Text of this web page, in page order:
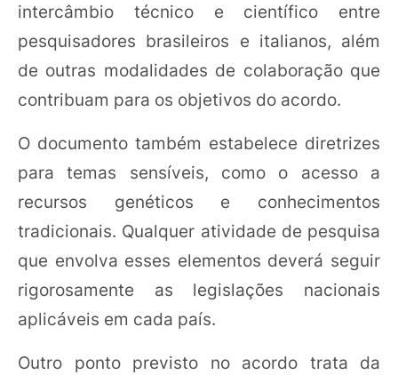
intercâmbio técnico e científico entre
pesquisadores brasileiros e italianos, além
de outras modalidades de colaboração que
contribuam para os objetivos do acordo.
O documento também estabelece diretrizes
para temas sensíveis, como o acesso a
recursos genéticos e conhecimentos
tradicionais. Qualquer atividade de pesquisa
que envolva esses elementos deverá seguir
rigorosamente as legislações nacionais
aplicáveis em cada país.
Outro ponto previsto no acordo trata da